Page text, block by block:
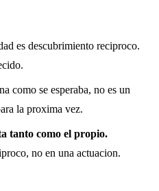
es descubrimiento reciproco.
como se esperaba, no es un
la proxima vez.
tanto como el propio.
no en una actuacion.